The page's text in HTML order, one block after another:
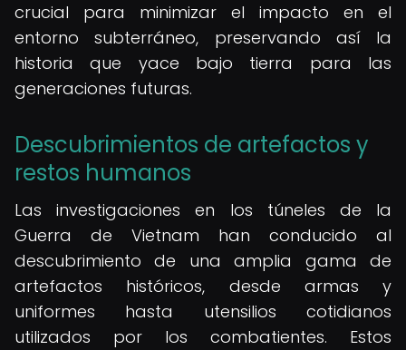
crucial para minimizar el impacto en el
entorno subterráneo, preservando así la
historia que yace bajo tierra para las
generaciones futuras.
Descubrimientos de artefactos y
restos humanos
Las investigaciones en los túneles de la
Guerra de Vietnam han conducido al
descubrimiento de una amplia gama de
artefactos históricos, desde armas y
uniformes hasta utensilios cotidianos
utilizados por los combatientes. Estos